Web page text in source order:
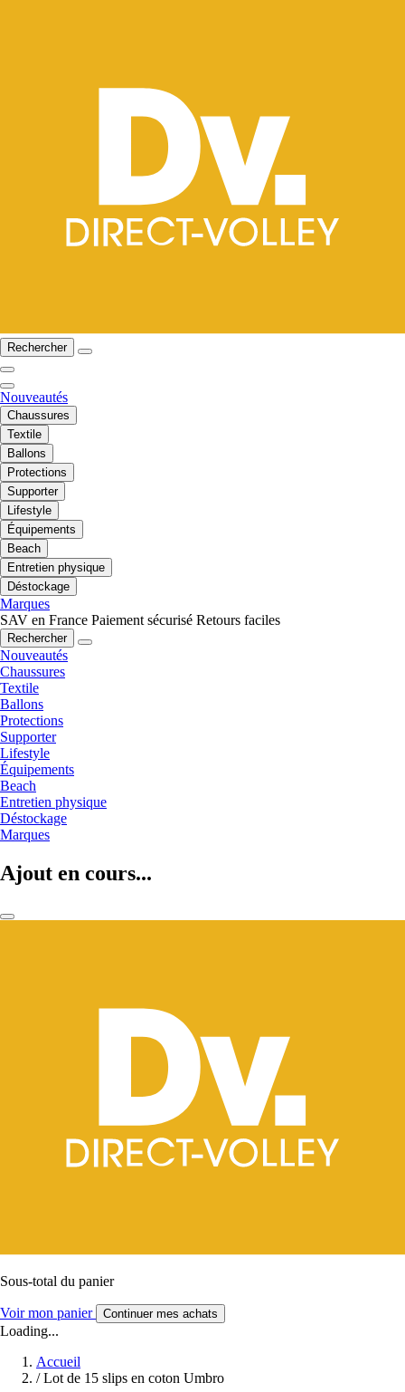
Rechercher
Nouveautés
Chaussures
Textile
Ballons
Protections
Supporter
Lifestyle
Équipements
Beach
Entretien physique
Déstockage
Marques
SAV en France Paiement sécurisé Retours faciles
Rechercher
Nouveautés
Chaussures
Textile
Ballons
Protections
Supporter
Lifestyle
Équipements
Beach
Entretien physique
Déstockage
Marques
Ajout en cours...
Sous-total du panier
Voir mon panier Continuer mes achats
Loading...
Accueil
/ Lot de 15 slips en coton Umbro